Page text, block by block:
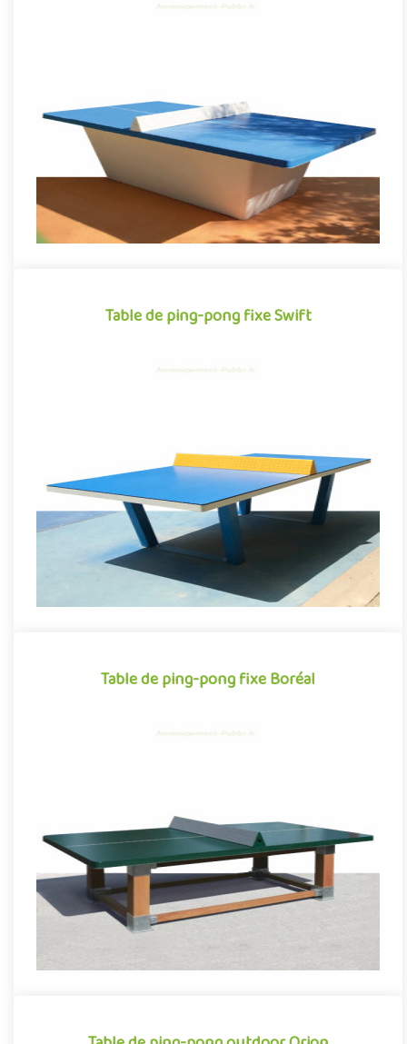
Offre partenaire
Table de ping-pong fixe Swift
de..
Offre partenaire
Table de ping-pong fixe Boréal
d..
Offre partenaire